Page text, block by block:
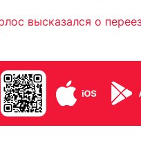
высказался о